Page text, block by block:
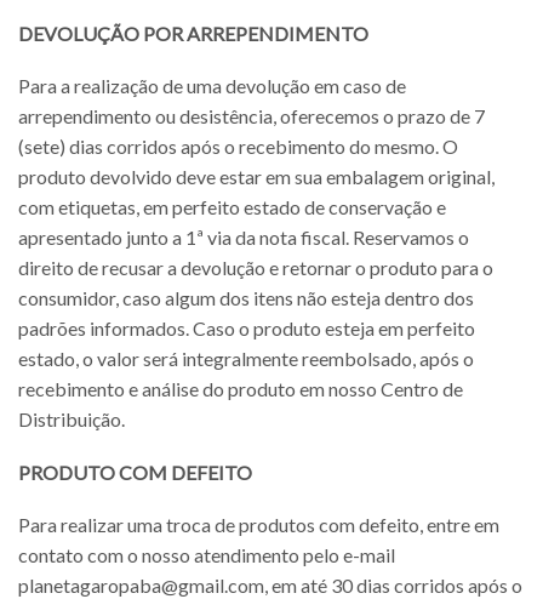
DEVOLUÇÃO POR ARREPENDIMENTO
Para a realização de uma devolução em caso de
arrependimento ou desistência, oferecemos o prazo de 7
(sete) dias corridos após o recebimento do mesmo. O
produto devolvido deve estar em sua embalagem original,
com etiquetas, em perfeito estado de conservação e
apresentado junto a 1ª via da nota fiscal. Reservamos o
direito de recusar a devolução e retornar o produto para o
consumidor, caso algum dos itens não esteja dentro dos
padrões informados. Caso o produto esteja em perfeito
estado, o valor será integralmente reembolsado, após o
recebimento e análise do produto em nosso Centro de
Distribuição.
PRODUTO COM DEFEITO
Para realizar uma troca de produtos com defeito, entre em
contato com o nosso atendimento pelo e-mail
planetagaropaba@gmail.com, em até 30 dias corridos após o